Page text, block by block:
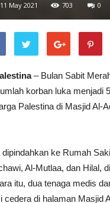
11 May 2021 703 0
– Bulan Sabit
korban luka menjadi
Palestina di Masjid Al-
ke Rumah
Al-Mutlaa, dan Hilal,
itu, dua tenaga medis
cedera di halaman Masjid